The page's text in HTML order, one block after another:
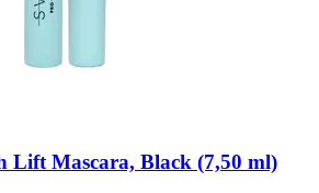
Lift Mascara, Black (7,50 ml)